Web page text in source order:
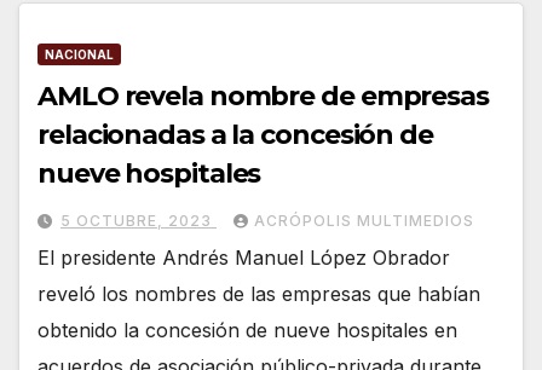
NACIONAL
AMLO revela nombre de empresas
relacionadas a la concesión de
nueve hospitales
5 OCTUBRE, 2023 ACRÓPOLIS MULTIMEDIOS
El presidente Andrés Manuel López Obrador
reveló los nombres de las empresas que habían
obtenido la concesión de nueve hospitales en